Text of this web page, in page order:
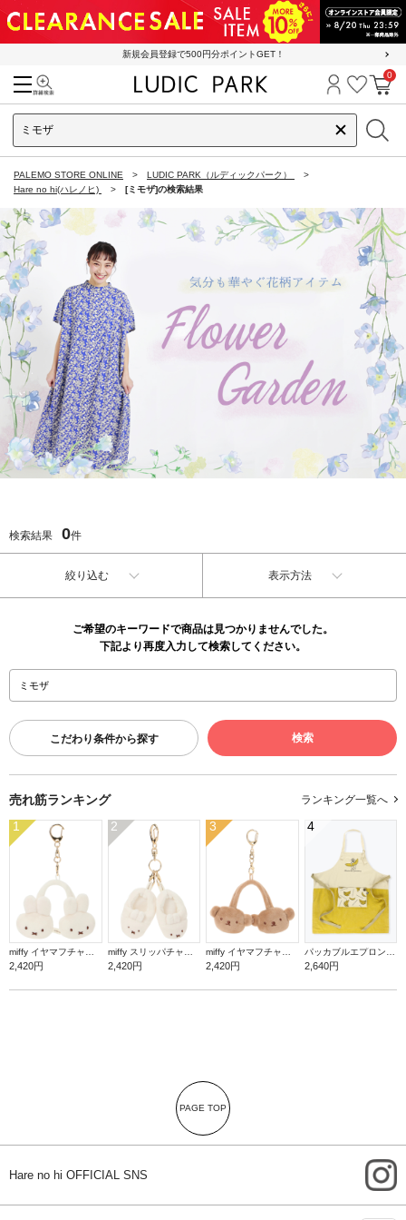
新規会員登録で500円分ポイントGET！
ログイン
お気に
カ
0
PALEMO STORE ONLINE
LUDIC PARK（ルディックパーク）
Hare no hi(ハレノヒ)
[ミモザ]の検索結果
検索結果 0件
絞り込む 表示方法
ご希望のキーワードで商品は見つかりませんでした。
下記より再度入力して検索してください。
こだわり条件から探す
売れ筋ランキング ランキング一覧へ
1
miffy イヤマフチャーム ミッフィー【ミッフィー】
2,420円
2
miffy スリッパチャーム ミッフィー【ミッフィー】
2,420円
3
miffy イヤマフチャーム ボリス【ミッフィー】
2,420円
4
パッカブルエプロン【バナナ】
2,640円
PAGE TOP
Hare no hi OFFICIAL SNS